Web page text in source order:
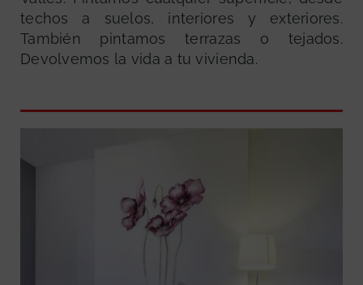
techos a suelos, interiores y exteriores.
También pintamos terrazas o tejados.
Devolvemos la vida a tu vivienda.